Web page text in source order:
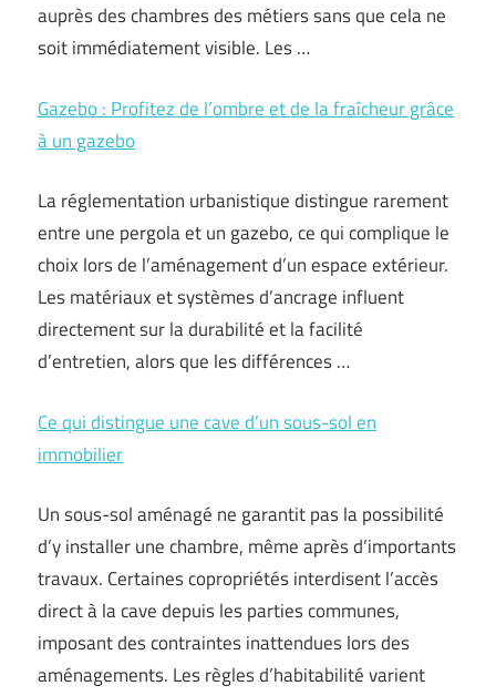
auprès des chambres des métiers sans que cela ne
soit immédiatement visible. Les …
Gazebo : Profitez de l’ombre et de la fraîcheur grâce
à un gazebo
La réglementation urbanistique distingue rarement
entre une pergola et un gazebo, ce qui complique le
choix lors de l’aménagement d’un espace extérieur.
Les matériaux et systèmes d’ancrage influent
directement sur la durabilité et la facilité
d’entretien, alors que les différences …
Ce qui distingue une cave d’un sous-sol en
immobilier
Un sous-sol aménagé ne garantit pas la possibilité
d’y installer une chambre, même après d’importants
travaux. Certaines copropriétés interdisent l’accès
direct à la cave depuis les parties communes,
imposant des contraintes inattendues lors des
aménagements. Les règles d’habitabilité varient